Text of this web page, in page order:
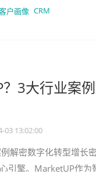
通过智能
户画像 CRM
3大行业案
03 13:02:00
解密数字化转型增长
引擎。MarketUP作为